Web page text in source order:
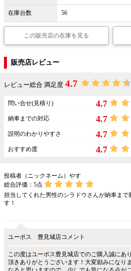
在庫台数 56
この販売店の在庫を見る
販売店レビュー
レビュー総合 満足度 4.7
問い合せ(見積り) 4.7
納車までの対応 4.7
説明のわかりやすさ 4.7
おすすめ度 4.7
投稿者（ニックネーム）やす
総合評価： 5点
担当してくれた男性のシラドウさんが納車ま
す！
ユーポス 豊見城店コメント
この度はユーポス豊見城店でのご購入誠にあ
頂きありがとうございます！大変励みになり